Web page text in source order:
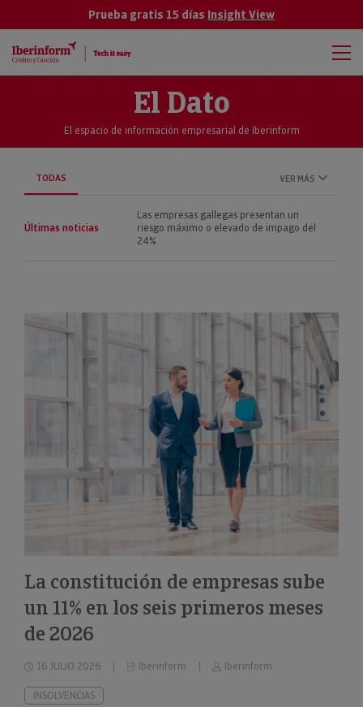
Prueba gratis 15 días Insight View
El Dato
El espacio de información empresarial de Iberinform
TODAS VER MÁS
Últimas noticias
Las empresas gallegas presentan un
riesgo máximo o elevado de impago del
24%
La constitución de empresas sube
un 11% en los seis primeros meses
de 2026
16 JULIO 2026 Iberinform Iberinform
INSOLVENCIAS